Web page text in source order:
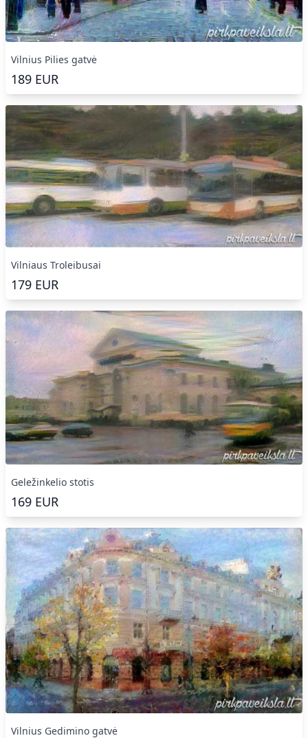
Vilnius Pilies gatvė
189 EUR
Vilniaus Troleibusai
179 EUR
Geležinkelio stotis
169 EUR
Vilnius Gedimino gatvė